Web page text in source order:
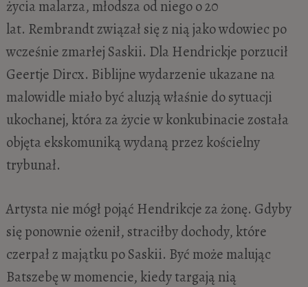
życia malarza, młodsza od niego o 20
lat. Rembrandt związał się z nią jako wdowiec po
wcześnie zmarłej Saskii. Dla Hendrickje porzucił
Geertje Dircx. Biblijne wydarzenie ukazane na
malowidle miało być aluzją właśnie do sytuacji
ukochanej, która za życie w konkubinacie została
objęta ekskomuniką wydaną przez kościelny
trybunał.
Artysta nie mógł pojąć Hendrikcje za żonę. Gdyby
się ponownie ożenił, straciłby dochody, które
czerpał z majątku po Saskii. Być może malując
Batszebę w momencie, kiedy targają nią